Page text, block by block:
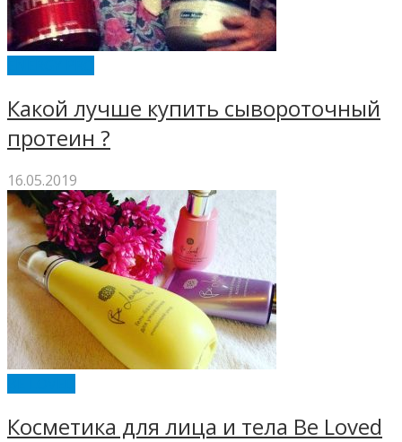
Какой лучше купить сывороточный
протеин ?
16.05.2019
Косметика для лица и тела Be Loved